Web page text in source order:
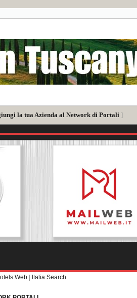
la tua Azienda al Network di Portali ]
Web | Italia Search